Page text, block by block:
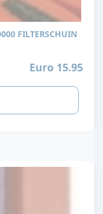
FILTERSCHUIN
Euro 15.95